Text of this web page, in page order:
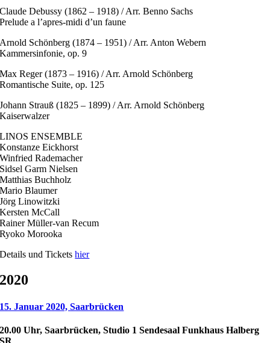
Claude Debussy (1862 – 1918) / Arr. Benno Sachs
Prelude a l’apres-midi d’un faune
Arnold Schönberg (1874 – 1951) / Arr. Anton Webern
Kammersinfonie, op. 9
Max Reger (1873 – 1916) / Arr. Arnold Schönberg
Romantische Suite, op. 125
Johann Strauß (1825 – 1899) / Arr. Arnold Schönberg
Kaiserwalzer
LINOS ENSEMBLE
Konstanze Eickhorst
Winfried Rademacher
Sidsel Garm Nielsen
Matthias Buchholz
Mario Blaumer
Jörg Linowitzki
Kersten McCall
Rainer Müller-van Recum
Ryoko Morooka
Details und Ticketshier
2020
15. Januar 2020, Saarbrücken
20.00 Uhr, Saarbrücken, Studio 1 Sendesaal Funkhaus Halberg
SR